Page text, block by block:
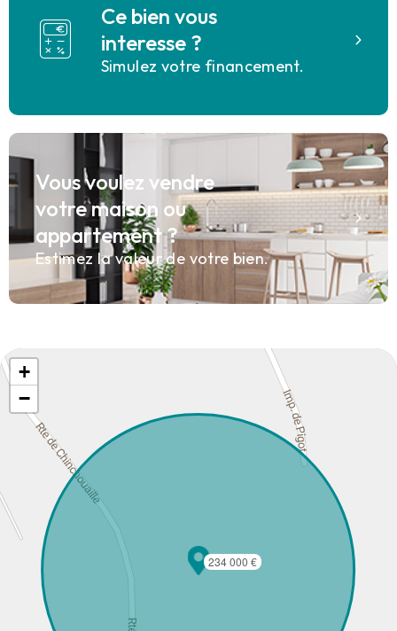
Ce bien vous
interesse ?
Simulez votre financement.
Vous voulez vendre
votre maison ou
appartement ?
Estimez la valeur de votre bien.
234 000 €
+
−